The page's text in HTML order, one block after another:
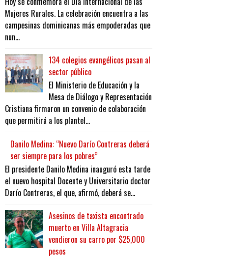
Mujeres Rurales. La celebración encuentra a las
campesinas dominicanas más empoderadas que
nun...
134 colegios evangélicos pasan al
sector público
El Ministerio de Educación y la
Mesa de Diálogo y Representación
Cristiana firmaron un convenio de colaboración
que permitirá a los plantel...
Danilo Medina: “Nuevo Darío Contreras deberá
ser siempre para los pobres”
El presidente Danilo Medina inauguró esta tarde
el nuevo hospital Docente y Universitario doctor
Darío Contreras, el que, afirmó, deberá se...
Asesinos de taxista encontrado
muerto en Villa Altagracia
vendieron su carro por $25,000
pesos